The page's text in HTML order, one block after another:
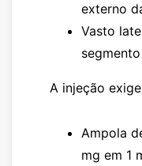
externo
Vasto
A injeção
Ampola
mg em 1